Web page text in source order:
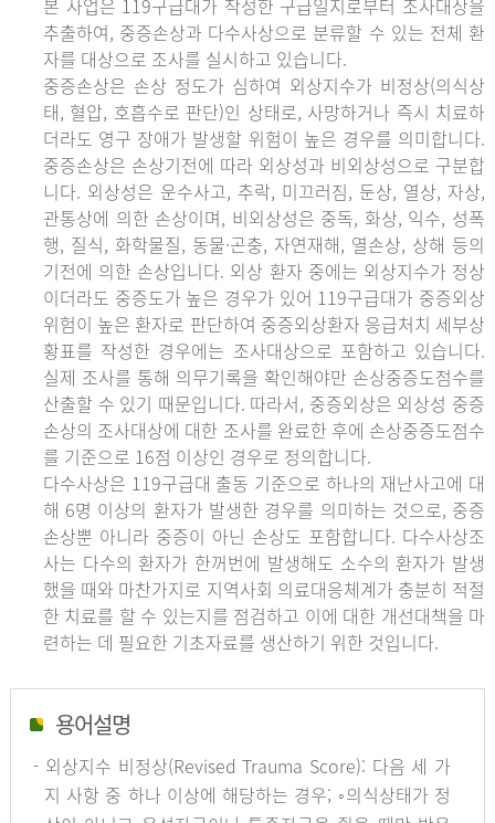
본 사업은 119구급대가 작성한 구급일지로부터 조사대상을
추출하여, 중증손상과 다수사상으로 분류할 수 있는 전체 환
자를 대상으로 조사를 실시하고 있습니다.
중증손상은 손상 정도가 심하여 외상지수가 비정상(의식상
태, 혈압, 호흡수로 판단)인 상태로, 사망하거나 즉시 치료하
더라도 영구 장애가 발생할 위험이 높은 경우를 의미합니다.
중증손상은 손상기전에 따라 외상성과 비외상성으로 구분합
니다. 외상성은 운수사고, 추락, 미끄러짐, 둔상, 열상, 자상,
관통상에 의한 손상이며, 비외상성은 중독, 화상, 익수, 성폭
행, 질식, 화학물질, 동물·곤충, 자연재해, 열손상, 상해 등의
기전에 의한 손상입니다. 외상 환자 중에는 외상지수가 정상
이더라도 중증도가 높은 경우가 있어 119구급대가 중증외상
위험이 높은 환자로 판단하여 중증외상환자 응급처치 세부상
황표를 작성한 경우에는 조사대상으로 포함하고 있습니다.
실제 조사를 통해 의무기록을 확인해야만 손상중증도점수를
산출할 수 있기 때문입니다. 따라서, 중증외상은 외상성 중증
손상의 조사대상에 대한 조사를 완료한 후에 손상중증도점수
를 기준으로 16점 이상인 경우로 정의합니다.
다수사상은 119구급대 출동 기준으로 하나의 재난사고에 대
해 6명 이상의 환자가 발생한 경우를 의미하는 것으로, 중증
손상뿐 아니라 중증이 아닌 손상도 포함합니다. 다수사상조
사는 다수의 환자가 한꺼번에 발생해도 소수의 환자가 발생
했을 때와 마찬가지로 지역사회 의료대응체계가 충분히 적절
한 치료를 할 수 있는지를 점검하고 이에 대한 개선대책을 마
련하는 데 필요한 기초자료를 생산하기 위한 것입니다.
용어설명
- 외상지수 비정상(Revised Trauma Score): 다음 세 가
지 사항 중 하나 이상에 해당하는 경우; ◦의식상태가 정